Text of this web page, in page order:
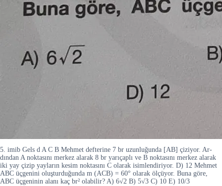
5. imib Gels d A C B Mehmet defterine 7 br uzunluğunda [AB] çiziyor. Ar-
dından A noktasını merkez alarak 8 br yarıçaplı ve B noktasını merkez alarak
iki yay çizip yayların kesim noktasını C olarak isimlendiriyor. D) 12 Mehmet
ABC üçgenini oluşturduğunda m (ACB) = 60° olarak ölçüyor. Buna göre,
ABC üçgeninin alanı kaç br² olabilir? A) 6√2 B) 5√3 C) 10 E) 10/3